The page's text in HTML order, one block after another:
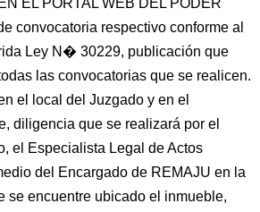
EL PORTAL WEB DEL PODER
convocatoria respectivo conforme al
Ley N� 30229, publicación que
las convocatorias que se realicen.
el local del Juzgado y en el
diligencia que se realizará por el
el Especialista Legal de Actos
del Encargado de REMAJU en la
se encuentre ubicado el inmueble,